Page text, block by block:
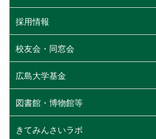
採用情報
校友会・同窓会
広島大学基金
図書館・博物館等
きてみんさいラボ